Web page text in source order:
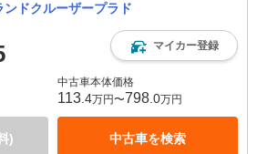
ンドクルーザープラド
マイカー登録
)
中古車本体価格
113 .4万円〜798 .0万円
中古車を検索